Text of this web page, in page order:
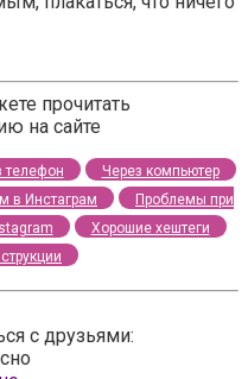
прочитать
на сайте
телефон
Через компьютер
в Инстаграм
Проблемы при
Хорошие хештеги
с друзьями: